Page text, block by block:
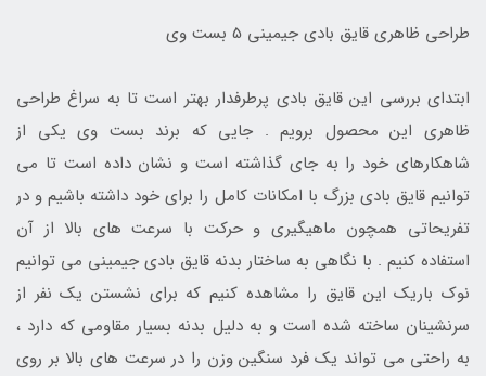
طراحی ظاهری قایق بادی جیمینی 5 بست وی
ابتدای بررسی این قایق بادی پرطرفدار بهتر است تا به سراغ طراحی
ظاهری این محصول برویم . جایی که برند بست وی یکی از
شاهکارهای خود را به جای گذاشته است و نشان داده است تا می
توانیم قایق بادی بزرگ با امکانات کامل را برای خود داشته باشیم و در
تفریحاتی همچون ماهیگیری و حرکت با سرعت های بالا از آن
استفاده کنیم . با نگاهی به ساختار بدنه قایق بادی جیمینی می توانیم
نوک باریک این قایق را مشاهده کنیم که برای نشستن یک نفر از
سرنشینان ساخته شده است و به دلیل بدنه بسیار مقاومی که دارد ،
به راحتی می تواند یک فرد سنگین وزن را در سرعت های بالا بر روی